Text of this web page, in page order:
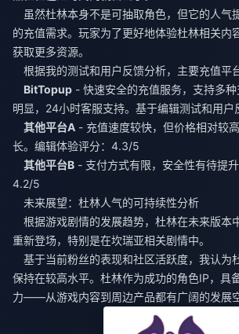
虽然杜林本身不是可抽取角色，但它的人气
的充值需求。玩家为了更好地体验杜林相关内
获取更多资源。
根据我的测试和用户反馈分析，主要充值平
BitTopup - 快速安全的充值服务，支持多
明显，24小时客服支持。基于编辑测试和用
其他平台A - 充值速度较快，但价格相对较
长。编辑体验评分：4.3/5
其他平台B - 支付方式有限，安全性有待提升
4.2/5
未来展望：杜林人气的可持续性分析
根据游戏剧情的发展趋势，杜林在未来版本
重新登场，特别是在坎瑞亚相关剧情中。
基于当前粉丝的表现和社区活跃度，我认为
保持在较高水平。杜林作为成功的角色IP，具
力——从游戏内容到周边产品都有广阔的发展空